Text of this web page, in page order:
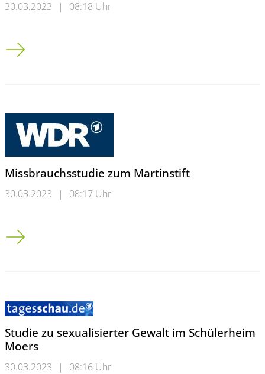
30.03.2023 | 08:18 Uhr
Rheinische Kirche stellt Missbrauchsstudie vor
Missbrauchsstudie zum Martinstift
30.03.2023 | 08:17 Uhr
Missbrauchsstudie zum Martinstift
Studie zu sexualisierter Gewalt im Schülerheim
Moers
30.03.2023 | 08:16 Uhr